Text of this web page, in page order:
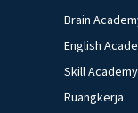
Brain
English
Skill Academy
Ruangkerja